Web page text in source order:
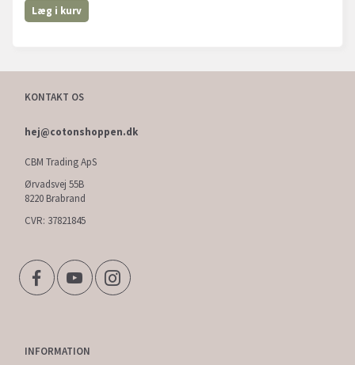
Læg i kurv
KONTAKT OS
hej@cotonshoppen.dk
CBM Trading ApS
Ørvadsvej 55B
8220 Brabrand
CVR: 37821845
INFORMATION